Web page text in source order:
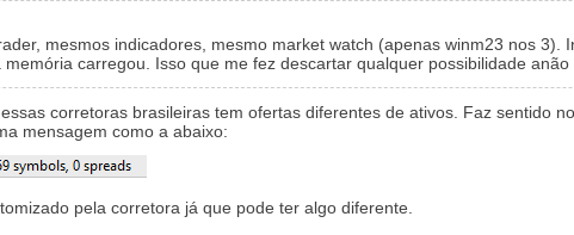
mesmos indicadores, mesmo market watch (apenas winm23 nos 3).
carregou. Isso que me fez descartar qualquer possibilidade
corretoras brasileiras tem ofertas diferentes de ativos. Faz sentido
mensagem como a abaixo:
pela corretora já que pode ter algo diferente.